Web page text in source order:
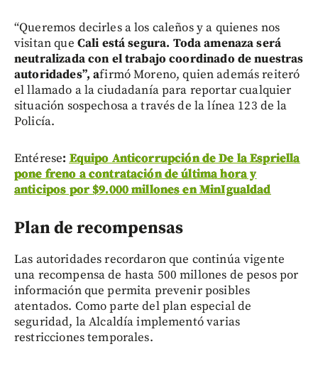
“Queremos decirles a los caleños y a quienes nos
visitan que Cali está segura. Toda amenaza será
neutralizada con el trabajo coordinado de nuestras
autoridades”, afirmó Moreno, quien además reiteró
el llamado a la ciudadanía para reportar cualquier
situación sospechosa a través de la línea 123 de la
Policía.
Entérese: Equipo Anticorrupción de De la Espriella
pone freno a contratación de última hora y
anticipos por $9.000 millones en MinIgualdad
Plan de recompensas
Las autoridades recordaron que continúa vigente
una recompensa de hasta 500 millones de pesos por
información que permita prevenir posibles
atentados. Como parte del plan especial de
seguridad, la Alcaldía implementó varias
restricciones temporales.